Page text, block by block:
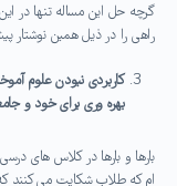
گرچه حل این مساله تنها در
راهی را در ذیل همین نوشتار
کاربردی نبودن علوم
بهره وری برای خود و
بارها و بارها در کلاس های
ام که طلاب شکایت می کنند